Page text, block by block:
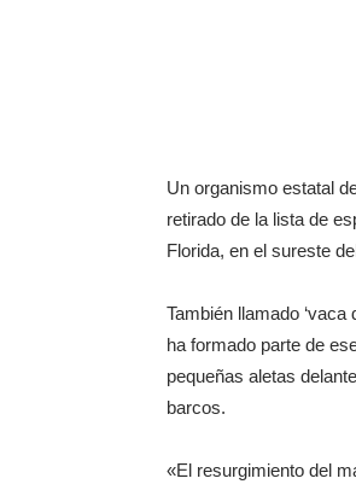
Un organismo estatal
retirado de la lista de
Florida, en el sureste
También llamado
ha formado parte de
pequeñas aletas
barcos.
«El resurgimiento del